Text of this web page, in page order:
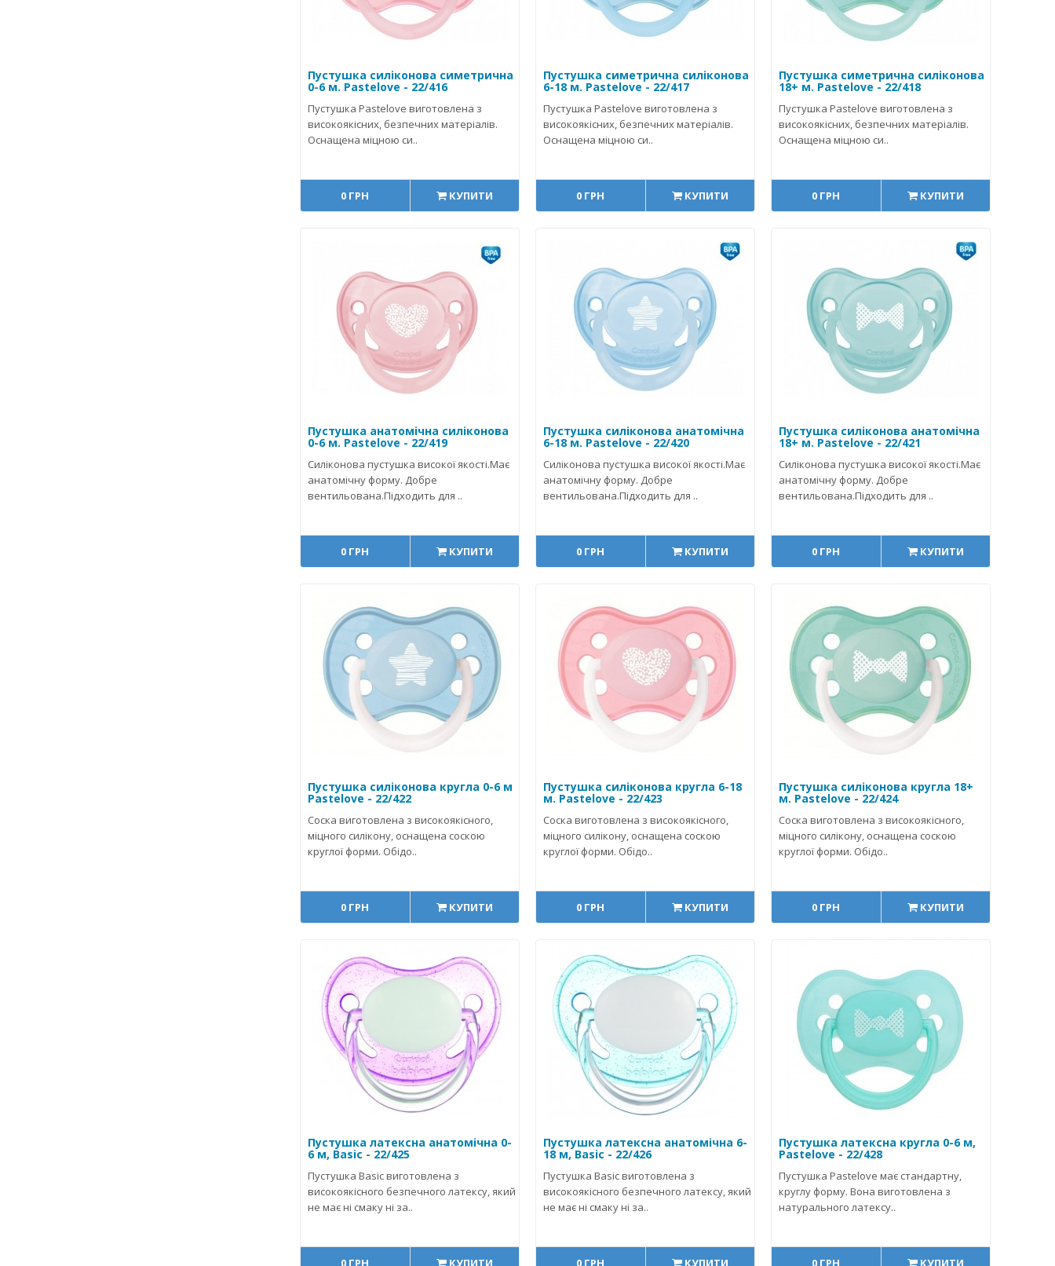
Пустушка силіконова симетрична
0-6 м. Pastelove - 22/416
Пустушка Pastelove виготовлена з
високоякісних, безпечних матеріалів.
Оснащена міцною си..
0 ГРН КУПИТИ
Пустушка симетрична силіконова
6-18 м. Pastelove - 22/417
Пустушка Pastelove виготовлена з
високоякісних, безпечних матеріалів.
Оснащена міцною си..
0 ГРН КУПИТИ
Пустушка симетрична силіконова
18+ м. Pastelove - 22/418
Пустушка Pastelove виготовлена з
високоякісних, безпечних матеріалів.
Оснащена міцною си..
0 ГРН КУПИТИ
Пустушка анатомічна силіконова
0-6 м. Pastelove - 22/419
Силіконова пустушка високої якості.Має
анатомічну форму. Добре
вентильована.Підходить для ..
0 ГРН КУПИТИ
Пустушка силіконова анатомічна
6-18 м. Pastelove - 22/420
Силіконова пустушка високої якості.Має
анатомічну форму. Добре
вентильована.Підходить для ..
0 ГРН КУПИТИ
Пустушка силіконова анатомічна
18+ м. Pastelove - 22/421
Силіконова пустушка високої якості.Має
анатомічну форму. Добре
вентильована.Підходить для ..
0 ГРН КУПИТИ
Пустушка силіконова кругла 0-6 м
Pastelove - 22/422
Соска виготовлена з високоякісного,
міцного силікону, оснащена соскою
круглої форми. Обідо..
0 ГРН КУПИТИ
Пустушка силіконова кругла 6-18
м. Pastelove - 22/423
Соска виготовлена з високоякісного,
міцного силікону, оснащена соскою
круглої форми. Обідо..
0 ГРН КУПИТИ
Пустушка силіконова кругла 18+
м. Pastelove - 22/424
Соска виготовлена з високоякісного,
міцного силікону, оснащена соскою
круглої форми. Обідо..
0 ГРН КУПИТИ
Пустушка латексна анатомічна 0-
6 м, Basic - 22/425
Пустушка Basic виготовлена з
високоякісного безпечного латексу, який
не має ні смаку ні за..
Пустушка латексна анатомічна 6-
18 м, Basic - 22/426
Пустушка Basic виготовлена з
високоякісного безпечного латексу, який
не має ні смаку ні за..
Пустушка латексна кругла 0-6 м,
Pastelove - 22/428
Пустушка Pastelove має стандартну,
круглу форму. Вона виготовлена з
натурального латексу..